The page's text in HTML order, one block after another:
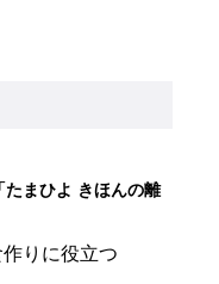
まひよ きほんの離
りに役立つ